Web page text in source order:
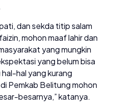
dan sekda titip salam
mohon maaf lahir dan
yang mungkin
yang belum bisa
hal yang kurang
Pemkab Belitung mohon
besarnya,” katanya.